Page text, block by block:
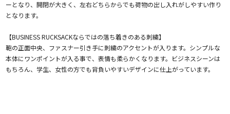
ーとなり、開閉が大きく、左右どちらからでも荷物の出し入れがしやすい作り
となります。
【BUSINESS RUCKSACKならではの落ち着きのある刺繍】
鞄の正面中央、ファスナー引き手に刺繍のアクセントが入ります。シンプルな
本体にワンポイントが入る事で、表情も柔らかくなります。ビジネスシーンは
もちろん、学生、女性の方でも背負いやすいデザインに仕上がっています。